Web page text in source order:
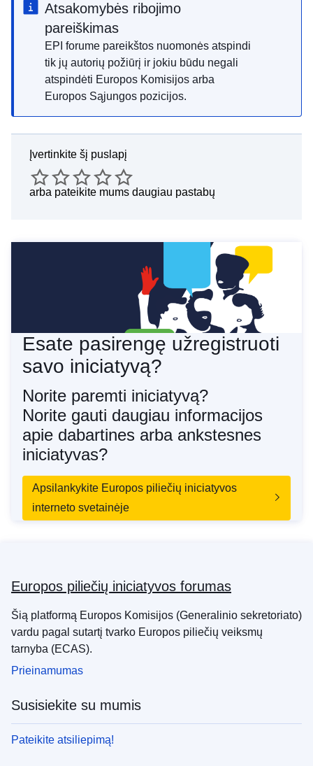
Atsakomybės ribojimo
pareiškimas
EPI forume pareikštos nuomonės atspindi
tik jų autorių požiūrį ir jokiu būdu negali
atspindėti Europos Komisijos arba
Europos Sąjungos pozicijos.
Įvertinkite šį puslapį
arba pateikite mums daugiau pastabų
Esate pasirengę užregistruoti
savo iniciatyvą?
Norite paremti iniciatyvą?
Norite gauti daugiau informacijos
apie dabartines arba ankstesnes
iniciatyvas?
Apsilankykite Europos piliečių iniciatyvos
interneto svetainėje
Europos piliečių iniciatyvos forumas
Šią platformą Europos Komisijos (Generalinio sekretoriato)
vardu pagal sutartį tvarko Europos piliečių veiksmų
tarnyba (ECAS).
Prieinamumas
Susisiekite su mumis
Pateikite atsiliepimą!